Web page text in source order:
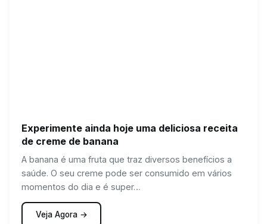
Experimente ainda hoje uma deliciosa receita
de creme de banana
A banana é uma fruta que traz diversos benefícios a
saúde. O seu creme pode ser consumido em vários
momentos do dia e é super…
Veja Agora →